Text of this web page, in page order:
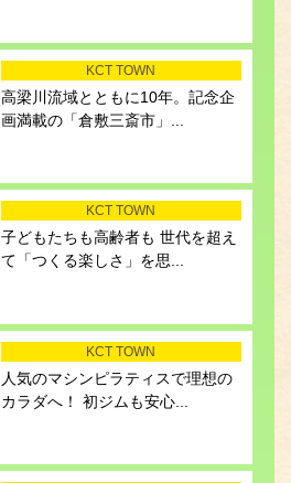
KCT TOWN
高梁川流域とともに10年。記念企
画満載の「倉敷三斎市」...
KCT TOWN
子どもたちも高齢者も 世代を超え
て「つくる楽しさ」を思...
KCT TOWN
人気のマシンピラティスで理想の
カラダへ！ 初ジムも安心...